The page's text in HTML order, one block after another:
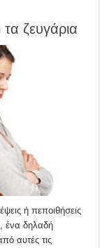
ζευγάρια
ή πεποιθήσεις
ένα δηλαδή
αυτές τις